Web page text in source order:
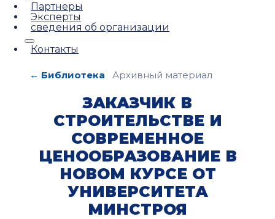
Партнеры
Эксперты
сведения об организации
Контакты
← Библиотека Архивный материал
ЗАКАЗЧИК В
СТРОИТЕЛЬСТВЕ И
СОВРЕМЕННОЕ
ЦЕНООБРАЗОВАНИЕ В
НОВОМ КУРСЕ ОТ
УНИВЕРСИТЕТА
МИНСТРОЯ